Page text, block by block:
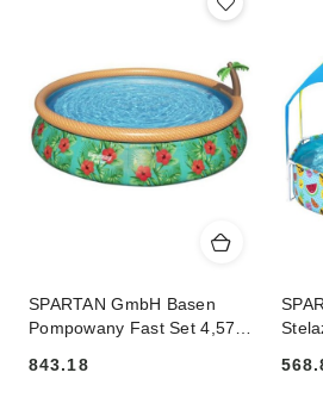
SPARTAN GmbH Basen
Pompowany Fast Set 4,57 x
Cena:
843.18